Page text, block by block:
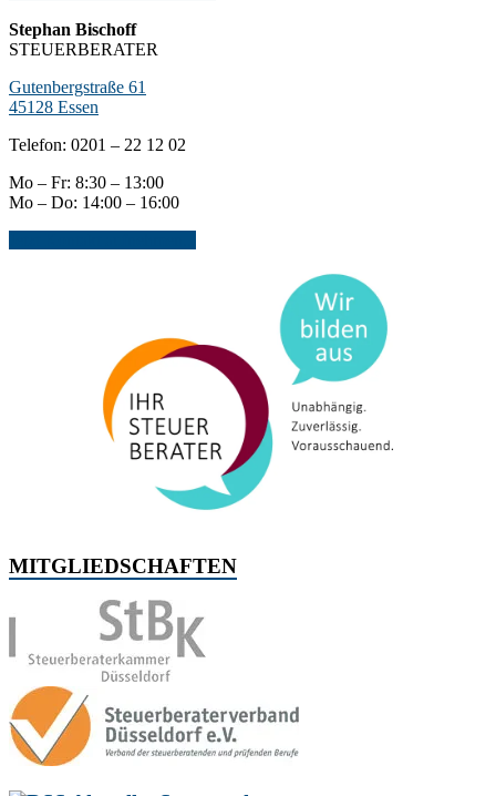
Stephan Bischoff
STEUERBERATER
Gutenbergstraße 61
45128 Essen
Telefon: 0201 – 22 12 02
Mo – Fr: 8:30 – 13:00
Mo – Do: 14:00 – 16:00
MITGLIEDSCHAFTEN